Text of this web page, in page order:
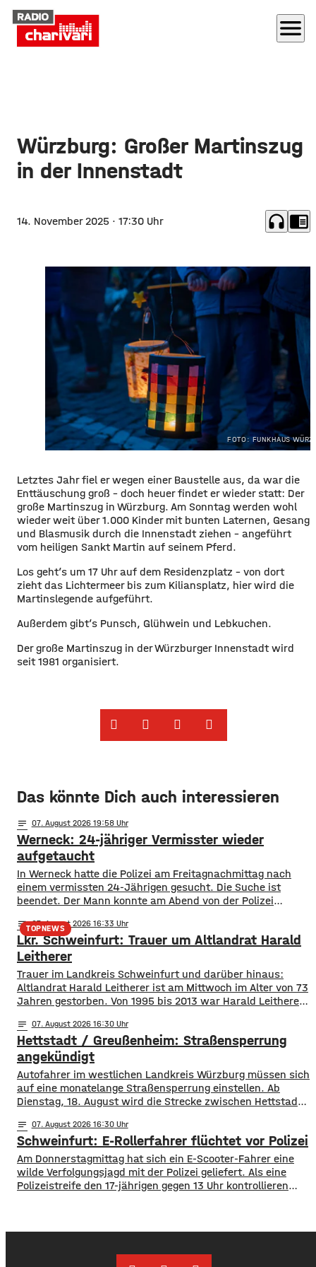
menu
Würzburg: Großer Martinszug
in der Innenstadt
14. November 2025 · 17:30 Uhr headphones chrome_reader_mode
FOTO: FUNKHAUS
Letztes Jahr fiel er wegen einer Baustelle aus, da war die
Enttäuschung groß – doch heuer findet er wieder statt: Der
große Martinszug in Würzburg. Am Sonntag werden wohl
wieder weit über 1.000 Kinder mit bunten Laternen, Gesang
und Blasmusik durch die Innenstadt ziehen – angeführt
vom heiligen Sankt Martin auf seinem Pferd.
Los geht’s um 17 Uhr auf dem Residenzplatz – von dort
zieht das Lichtermeer bis zum Kiliansplatz, hier wird die
Martinslegende aufgeführt.
Außerdem gibt’s Punsch, Glühwein und Lebkuchen.
Der große Martinszug in der Würzburger Innenstadt wird
seit 1981 organisiert.
Das könnte Dich auch interessieren
notes 07. August 2026 19:58
Werneck: 24-jähriger Vermisster wieder
aufgetaucht
In Werneck hatte die Polizei am Freitagnachmittag nach
einem vermissten 24-Jährigen gesucht. Die Suche ist
beendet. Der Mann konnte am Abend von der Polizei
gesorgt, da auch ein Polizeihubschrauber die Gegend rund
um Werneck abgesucht hatte.
TOPNEWS
notes 07. August 2026 16:33
Lkr. Schweinfurt: Trauer um Altlandrat Harald
Leitherer
Trauer im Landkreis Schweinfurt und darüber hinaus:
Altlandrat Harald Leitherer ist am Mittwoch im Alter von 73
Jahren gestorben. Von 1995 bis 2013 war Harald Leitherer
wurde das Kreisstraßennetz ausgebaut, aber auch ein
flächendeckendes Radwegenetz mit einer Länge von über
1.000 Kilometern geschaffen. Außerdem führte der
notes 07. August 2026 16:30
Hettstadt / Greußenheim: Straßensperrung
angekündigt
Autofahrer im westlichen Landkreis Würzburg müssen sich
auf eine monatelange Straßensperrung einstellen. Ab
Dienstag, 18. August wird die Strecke zwischen Hettstadt
Staatliche Bauamt an. Die Fahrbahn muss erneuert
werden, sie weist Verdrückungen, Abbrüche, Risse und
gebrochene Fahrbahnränder auf. Auch die Entwässerung
muss erneuert werden. Die Arbeiten seien unter
notes 07. August 2026 16:30
Schweinfurt: E-Rollerfahrer flüchtet vor Polizei
Am Donnerstagmittag hat sich ein E-Scooter-Fahrer eine
wilde Verfolgungsjagd mit der Polizei geliefert. Als eine
Polizeistreife den 17-jährigen gegen 13 Uhr kontrollieren